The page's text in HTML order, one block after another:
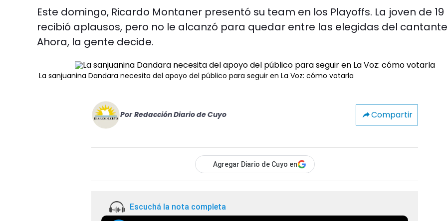
Este domingo, Ricardo Montaner presentó su team en los Playoffs. La joven de
recibió aplausos, pero no le alcanzó para quedar entre las elegidas del
Ahora, la gente decide.
La sanjuanina Dandara necesita del apoyo del público para seguir en La Voz: cómo votarla
Por Redacción Diario de Cuyo Compartir
Agregar Diario de Cuyo en
Escuchá la nota completa